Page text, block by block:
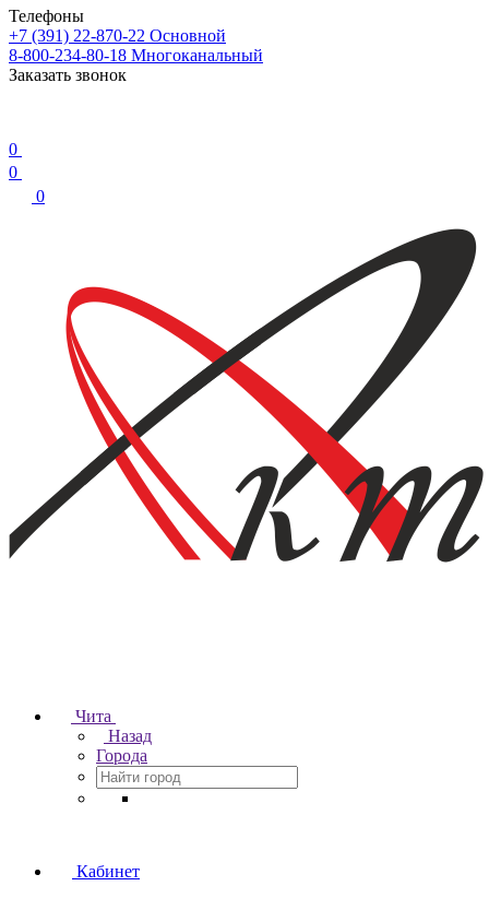
Телефоны
+7 (391) 22-870-22 Основной
8-800-234-80-18 Многоканальный
Заказать звонок
0
0
0
Чита
Назад
Города
Кабинет